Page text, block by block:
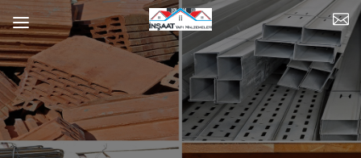
Bu Reklam Sayfası Kiralıktır.